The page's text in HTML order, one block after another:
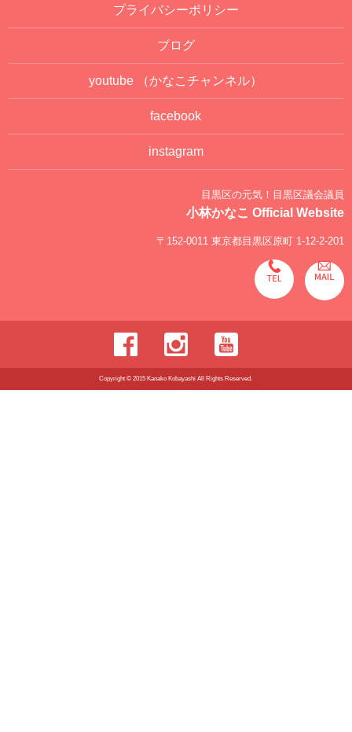
プライバシーポリシー
ブログ
youtube （かなこチャンネル）
facebook
instagram
目黒区の元気！目黒区議会議員
小林かなこ Official Website
〒152-0011 東京都目黒区原町 1-12-2-201
Copyright © 2015 Kanako Kobayashi All Rights Reserved.